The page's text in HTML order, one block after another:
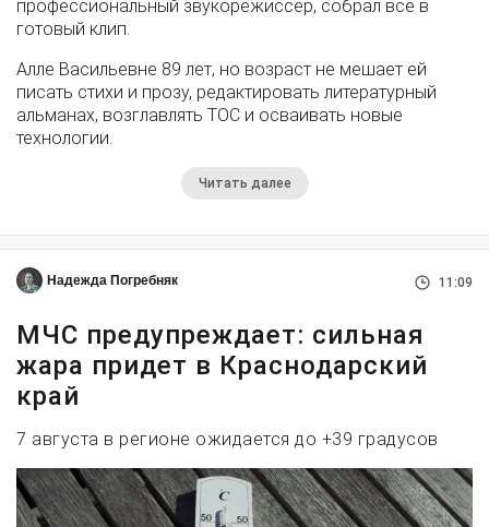
профессиональный звукорежиссёр, собрал всё в
готовый клип.
Алле Васильевне 89 лет, но возраст не мешает ей
писать стихи и прозу, редактировать литературный
альманах, возглавлять ТОС и осваивать новые
технологии.
Читать далее
Надежда Погребняк 11:09
МЧС предупреждает: сильная
жара придет в Краснодарский
край
7 августа в регионе ожидается до +39 градусов